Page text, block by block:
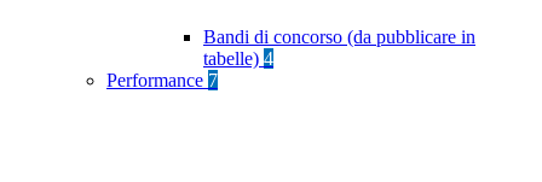
Bandi di concorso (da pubblicare in
tabelle) 4
Performance 7